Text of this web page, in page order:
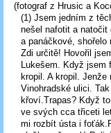
(fotograf z Hrusic a
(1) Jsem jedním z
nešel nafotit a natočit
a panáčkové, shořelo
Zdi určitě! Hovořil
Lukešem. Když jsem
kropil. A kropil.
Vinohradské ulici.
křoví.Trapas? Když
ve svých cca třiceti
mi rozbít ústa i